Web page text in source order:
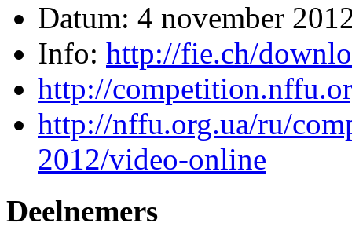
Datum: 4 november
Info: http://fie.ch/
http://
http://nffu.org.ua/ru/
2012/video-online
Deelnemers